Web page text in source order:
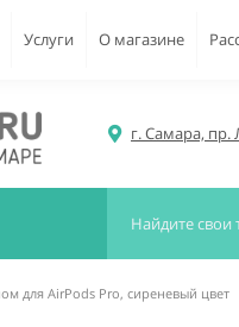
Услуги О магазине
г. Самара, пр.
для AirPods Pro, сиреневый цвет